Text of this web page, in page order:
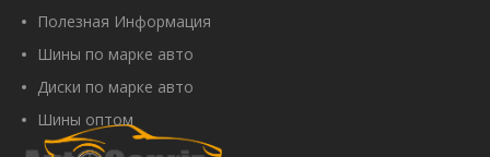
Полезная Информация
Шины по марке авто
Диски по марке авто
Шины оптом